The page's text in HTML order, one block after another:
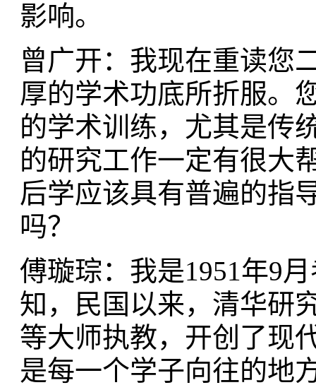
影响。
曾广开：我现在重读您
厚的学术功底所折服。
的学术训练，尤其是传
的研究工作一定有很大
后学应该具有普遍的指
吗？
傅璇琮：我是1951年9
知，民国以来，清华研
等大师执教，开创了现
是每一个学子向往的地